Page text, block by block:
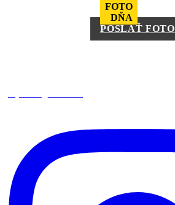
FOTO
DŇA
POSLAŤ FOTO